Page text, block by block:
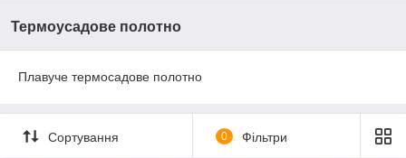
Термоусадове полотно
Плавуче термосадове полотно
Сортування 0 Фільтри